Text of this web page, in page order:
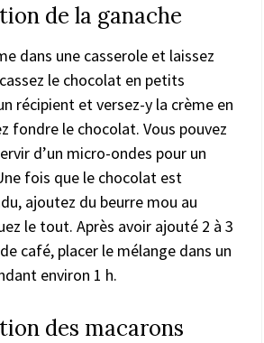
de la ganache
dans une casserole et laissez
le chocolat en petits
récipient et versez-y la crème en
fondre le chocolat. Vous pouvez
d’un micro-ondes pour un
fois que le chocolat est
ajoutez du beurre mou au
le tout. Après avoir ajouté 2 à 3
café, placer le mélange dans un
environ 1 h.
des macarons